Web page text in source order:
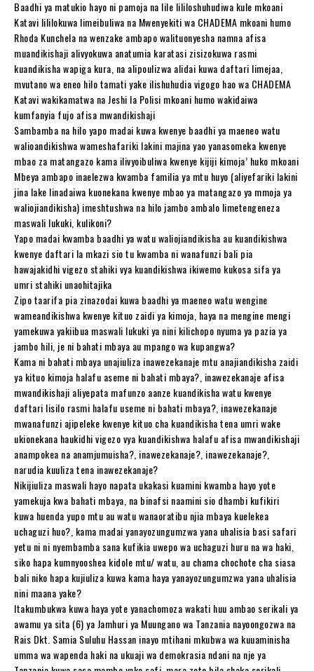
Baadhi ya matukio hayo ni pamoja na lile lililoshuhudiwa kule mkoani
Katavi lililokuwa limeibuliwa na Mwenyekiti wa CHADEMA mkoani humo
Rhoda Kunchela na wenzake ambapo walituonyesha namna afisa
muandikishaji alivyokuwa anatumia karatasi zisizokuwa rasmi
kuandikisha wapiga kura, na alipoulizwa alidai kuwa daftari limejaa,
mvutano wa eneo hilo tamati yake ilishuhudia vigogo hao wa CHADEMA
Katavi wakikamatwa na Jeshi la Polisi mkoani humo wakidaiwa
kumfanyia fujo afisa mwandikishaji
Sambamba na hilo yapo madai kuwa kwenye baadhi ya maeneo watu
walioandikishwa wameshafariki lakini majina yao yanasomeka kwenye
mbao za matangazo kama ilivyoibuliwa kwenye kijiji kimoja’ huko mkoani
Mbeya ambapo inaelezwa kwamba familia ya mtu huyo (aliyefariki lakini
jina lake linadaiwa kuonekana kwenye mbao ya matangazo ya mmoja ya
waliojiandikisha) imeshtushwa na hilo jambo ambalo limetengeneza
maswali lukuki, kulikoni?
Yapo madai kwamba baadhi ya watu waliojiandikisha au kuandikishwa
kwenye daftari la mkazi sio tu kwamba ni wanafunzi bali pia
hawajakidhi vigezo stahiki vya kuandikishwa ikiwemo kukosa sifa ya
umri stahiki unaohitajika
Zipo taarifa pia zinazodai kuwa baadhi ya maeneo watu wengine
wameandikishwa kwenye kituo zaidi ya kimoja, haya na mengine mengi
yamekuwa yakiibua maswali lukuki ya nini kilichopo nyuma ya pazia ya
jambo hili, je ni bahati mbaya au mpango wa kupangwa?
Kama ni bahati mbaya unajiuliza inawezekanaje mtu anajiandikisha zaidi
ya kituo kimoja halafu aseme ni bahati mbaya?, inawezekanaje afisa
mwandikishaji aliyepata mafunzo aanze kuandikisha watu kwenye
daftari lisilo rasmi halafu useme ni bahati mbaya?, inawezekanaje
mwanafunzi ajipeleke kwenye kituo cha kuandikisha tena umri wake
ukionekana haukidhi vigezo vya kuandikishwa halafu afisa mwandikishaji
anampokea na anamjumuisha?, inawezekanaje?, inawezekanaje?,
narudia kuuliza tena inawezekanaje?
Nikijiuliza maswali hayo napata ukakasi kuamini kwamba hayo yote
yamekuja kwa bahati mbaya, na binafsi naamini sio dhambi kufikiri
kuwa huenda yupo mtu au watu wanaoratibu njia mbaya kuelekea
uchaguzi huo?, kama madai yanayozungumzwa yana uhalisia basi safari
yetu ni ni nyembamba sana kufikia uwepo wa uchaguzi huru na wa haki,
siko hapa kumnyooshea kidole mtu/ watu, au chama chochote cha siasa
bali niko hapa kujiuliza kuwa kama haya yanayozungumzwa yana uhalisia
nini maana yake?
Itakumbukwa kuwa haya yote yanachomoza wakati huu ambao serikali ya
awamu ya sita (6) ya Jamhuri ya Muungano wa Tanzania nayoongozwa na
Rais Dkt. Samia Suluhu Hassan inayo mtihani mkubwa wa kuuaminisha
umma wa wapenda haki na ukuaji wa demokrasia ndani na nje ya